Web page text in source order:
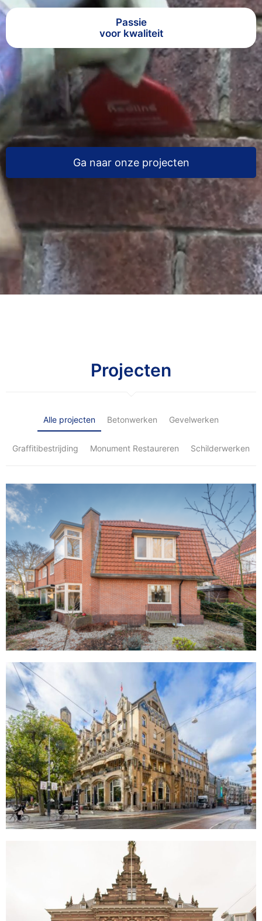
Passie
voor kwaliteit
Ga naar onze projecten
Projecten
Alle projecten Betonwerken Gevelwerken
Graffitibestrijding Monument Restaureren Schilderwerken
Alexanderlaan
Hilversum
American hotel
Amsterdam
Dakwerkzaamheden
Uithakken/afhakken scheurvorming